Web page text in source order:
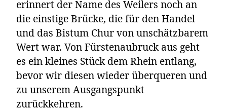
erinnert der Name des Weilers noch an
die einstige Brücke, die für den Handel
und das Bistum Chur von unschätzbarem
Wert war. Von Fürstenaubruck aus geht
es ein kleines Stück dem Rhein entlang,
bevor wir diesen wieder überqueren und
zu unserem Ausgangspunkt
zurückkehren.